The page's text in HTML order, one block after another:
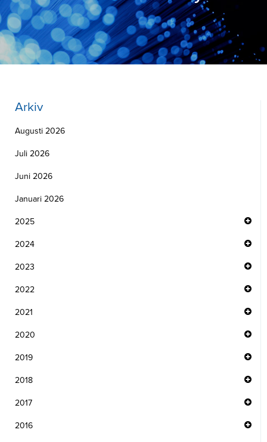
Arkiv
Augusti 2026
Juli 2026
Juni 2026
Januari 2026
2025
2024
2023
2022
2021
2020
2019
2018
2017
2016